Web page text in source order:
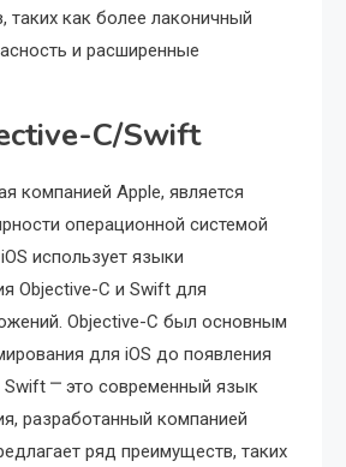
таких как более лаконичный
и расширенные
C/Swift
компанией Apple, является
операционной системой
использует языки
Objective-C и Swift для
Objective-C был основным
для iOS до появления
Swift ⎻ это современный язык
разработанный компанией
ряд преимуществ, таких